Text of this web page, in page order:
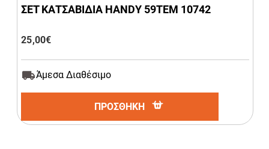
ΣΕΤ ΚΑΤΣΑΒΙΔΙΑ HANDY 59ΤΕΜ 10742
25,00€
Άμεσα Διαθέσιμο
ΠΡΟΣΘΗΚΗ